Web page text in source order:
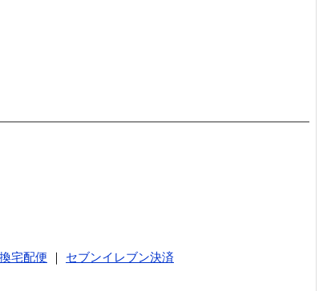
宅配便
セブンイレブン決済